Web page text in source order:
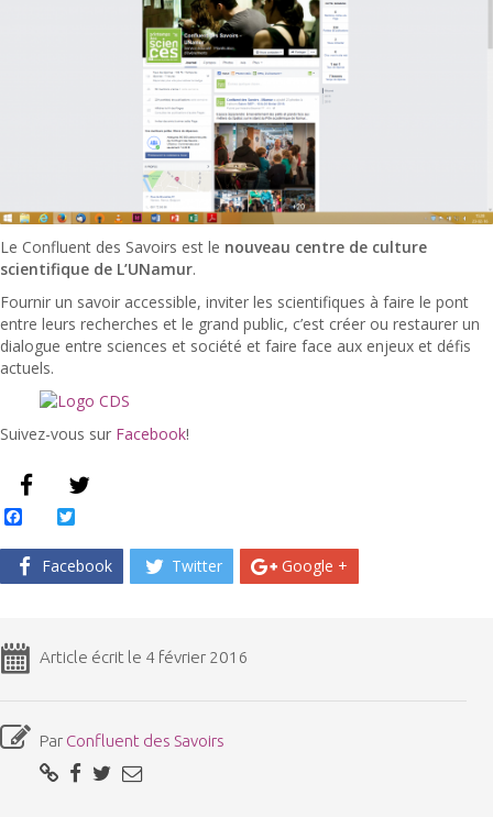
Le Confluent des Savoirs est le nouveau centre de culture
scientifique de L’UNamur.
Fournir un savoir accessible, inviter les scientifiques à faire le pont
entre leurs recherches et le grand public, c’est créer ou restaurer un
dialogue entre sciences et société et faire face aux enjeux et défis
actuels.
Suivez-vous sur Facebook!
Facebook
Facebook Twitter Google +
Article écrit le 4 février 2016
Par Confluent des Savoirs